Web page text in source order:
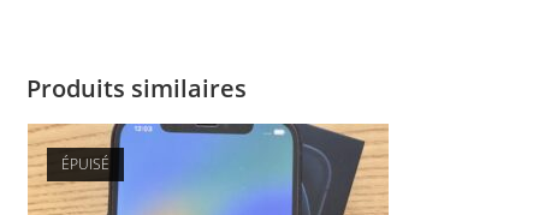
Produits similaires
ÉPUISÉ